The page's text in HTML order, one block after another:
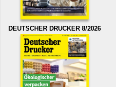
DEUTSCHER DRUCKER 8/2026